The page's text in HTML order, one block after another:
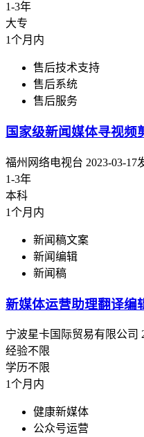
1-3年
大专
1个月内
售后技术支持
售后系统
售后服务
国家级新闻媒体寻视频
福州网络电视台 2023-03-17
1-3年
本科
1个月内
新闻稿文案
新闻编辑
新闻稿
新媒体运营助理翻译编
宁波星卡国际贸易有限公司
经验不限
学历不限
1个月内
健康新媒体
公众号运营